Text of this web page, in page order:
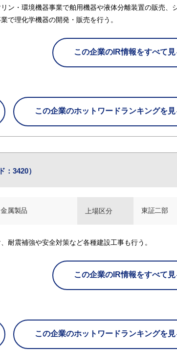
ン・環境機器事業で舶用機器や液体分離装置の販売、
で理化学機器の開発・販売を行う。
この企業のIR情報をすべて見
この企業のホットワードランキングを見
：3420）
金属製品 上場区分 東証二部
耐震補強や安全対策など各種建設工事も行う。
この企業のIR情報をすべて見
この企業のホットワードランキングを見